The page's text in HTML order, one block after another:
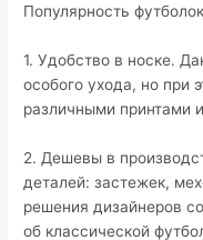
Популярность
1. Удобство в носке.
особого ухода, но при
различными принтами
2. Дешевы в
деталей: застежек,
решения дизайнеров
об классической